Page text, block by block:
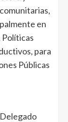
en
para
Públicas